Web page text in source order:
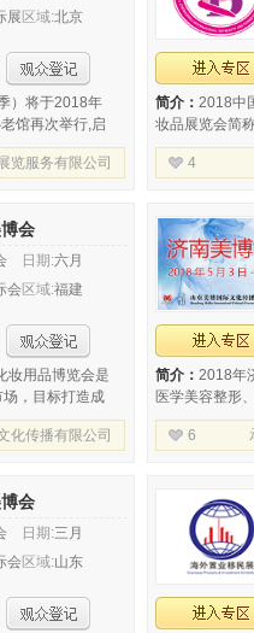
展 区域:北京
）将于2018年
馆再次举行,启
面积达到5.2万
日化线，美容
览服务有限公司
简介： 2018中
妆品展览会简
面积超过
商，专业观众
4
会
日期:六月
会区域:福建
妆用品博览会是
，目标打造成
福建等地区的
化传播有限公司
简介： 2018年
医学美容整形
睫纹绣五大领
1200余个。
6
会
日期:三月
会区域:山东